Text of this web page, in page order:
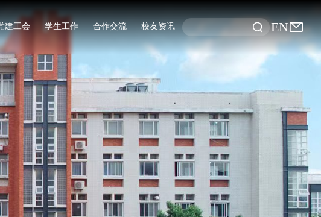
建工会 学生工作 合作交流 校友资讯 EN